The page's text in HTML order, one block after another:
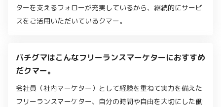
ターを支えるフォローが充実しているから、継続的にサービ
スをご活用いただいているクマー。
バチグマはこんなフリーランスマーケターにおすすめ
だクマー。
会社員（社内マーケター）として経験を重ねて実力を備えた
フリーランスマーケター、自分の時間や自由を大切にした働